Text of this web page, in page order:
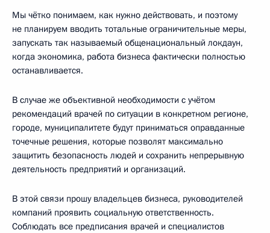
Мы чётко понимаем, как нужно действовать, и поэтому
не планируем вводить тотальные ограничительные меры,
запускать так называемый общенациональный локдаун,
когда экономика, работа бизнеса фактически полностью
останавливается.
В случае же объективной необходимости с учётом
рекомендаций врачей по ситуации в конкретном регионе,
городе, муниципалитете будут приниматься оправданные
точечные решения, которые позволят максимально
защитить безопасность людей и сохранить непрерывную
деятельность предприятий и организаций.
В этой связи прошу владельцев бизнеса, руководителей
компаний проявить социальную ответственность.
Соблюдать все предписания врачей и специалистов